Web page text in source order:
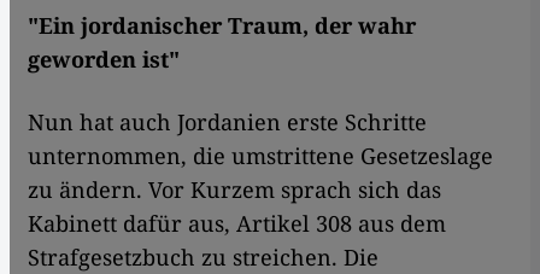
"Ein jordanischer Traum, der wahr
geworden ist"
Nun hat auch Jordanien erste Schritte
unternommen, die umstrittene Gesetzeslage
zu ändern. Vor Kurzem sprach sich das
Kabinett dafür aus, Artikel 308 aus dem
Strafgesetzbuch zu streichen. Die